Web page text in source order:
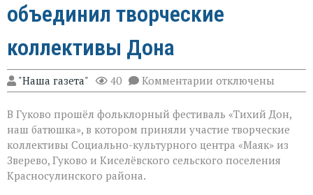
объединил творческие
коллективы Дона
"Наша газета" 40 Комментарии к
записи
фестиваль
объединил
творческие
коллективы
Дона
отключены
В Гуково прошёл фольклорный фестиваль «Тихий Дон,
наш батюшка», в котором приняли участие творческие
коллективы Социально-культурного центра «Маяк» из
Зверево, Гуково и Киселёвского сельского поселения
Красносулинского района.